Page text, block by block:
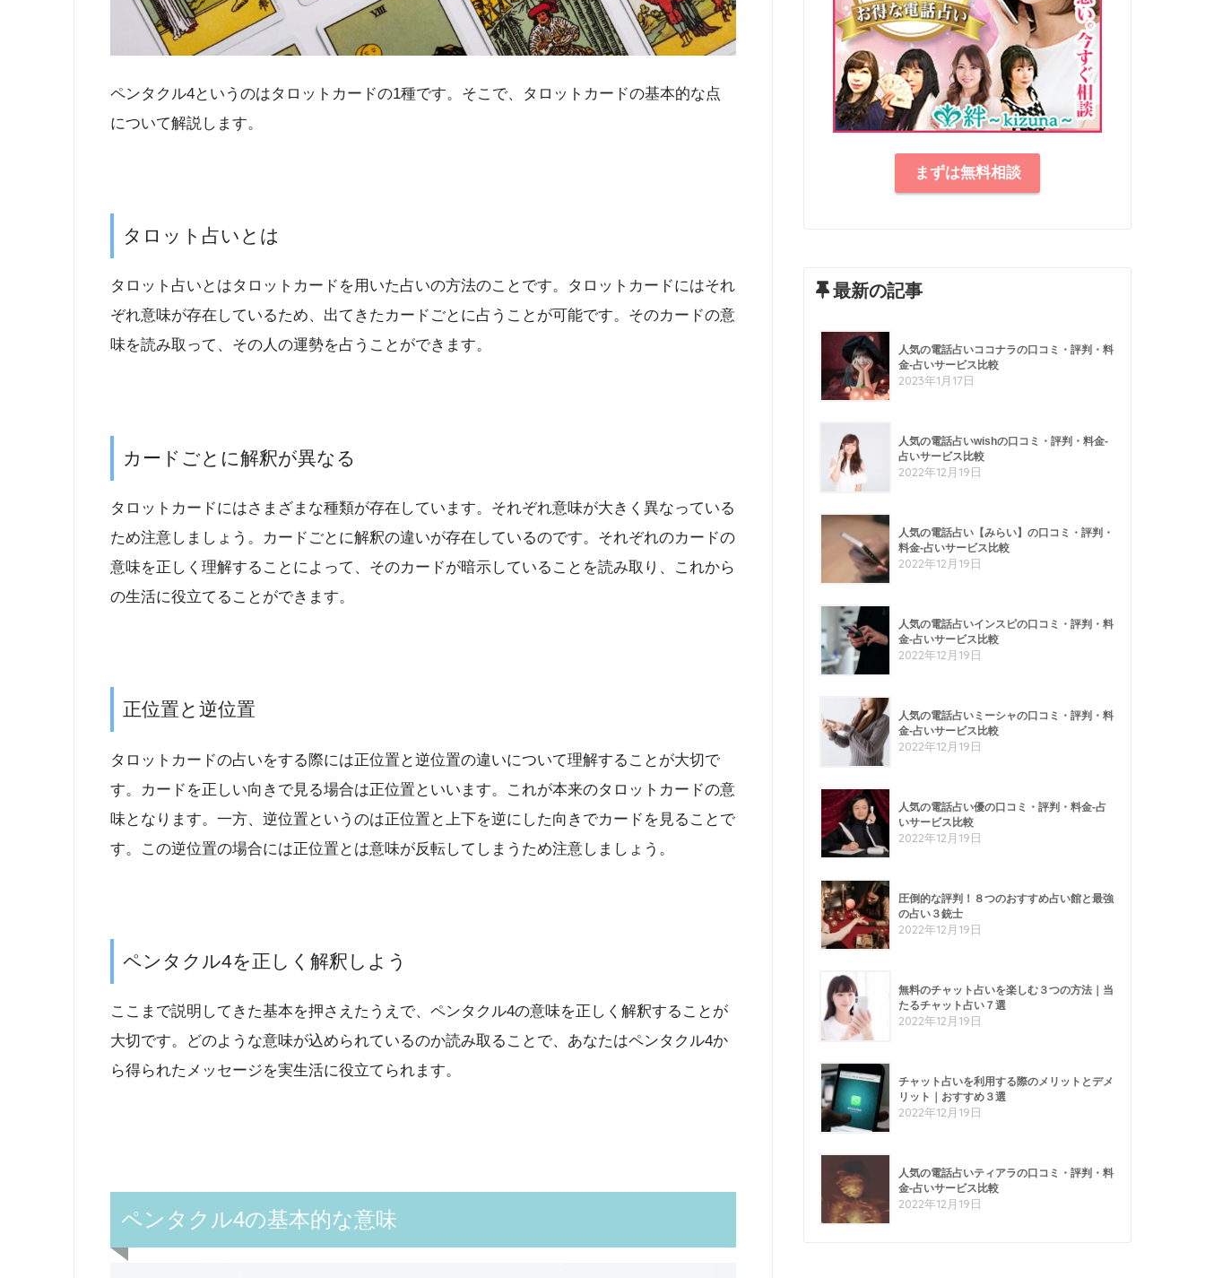
ペンタクル4というのはタロットカードの1種です。そこで、タロットカードの基本的な点
について解説します。
タロット占いとは
タロット占いとはタロットカードを用いた占いの方法のことです。タロットカードにはそれ
ぞれ意味が存在しているため、出てきたカードごとに占うことが可能です。そのカードの意
味を読み取って、その人の運勢を占うことができます。
カードごとに解釈が異なる
タロットカードにはさまざまな種類が存在しています。それぞれ意味が大きく異なっている
ため注意しましょう。カードごとに解釈の違いが存在しているのです。それぞれのカードの
意味を正しく理解することによって、そのカードが暗示していることを読み取り、これから
の生活に役立てることができます。
正位置と逆位置
タロットカードの占いをする際には正位置と逆位置の違いについて理解することが大切で
す。カードを正しい向きで見る場合は正位置といいます。これが本来のタロットカードの意
味となります。一方、逆位置というのは正位置と上下を逆にした向きでカードを見ることで
す。この逆位置の場合には正位置とは意味が反転してしまうため注意しましょう。
ペンタクル4を正しく解釈しよう
ここまで説明してきた基本を押さえたうえで、ペンタクル4の意味を正しく解釈することが
大切です。どのような意味が込められているのか読み取ることで、あなたはペンタクル4か
ら得られたメッセージを実生活に役立てられます。
ペンタクル4の基本的な意味
まずは無料相談
最新の記事
人気の電話占いココナラの口コミ・評判・料
金-占いサービス比較
2023年1月17日
人気の電話占いwishの口コミ・評判・料金-
占いサービス比較
2022年12月19日
人気の電話占い【みらい】の口コミ・評判・
料金-占いサービス比較
2022年12月19日
人気の電話占いインスピの口コミ・評判・料
金-占いサービス比較
2022年12月19日
人気の電話占いミーシャの口コミ・評判・料
金-占いサービス比較
2022年12月19日
人気の電話占い優の口コミ・評判・料金-占
いサービス比較
2022年12月19日
圧倒的な評判！８つのおすすめ占い館と最強
の占い３銃士
2022年12月19日
無料のチャット占いを楽しむ３つの方法｜当
たるチャット占い７選
2022年12月19日
チャット占いを利用する際のメリットとデメ
リット｜おすすめ３選
2022年12月19日
人気の電話占いティアラの口コミ・評判・料
金-占いサービス比較
2022年12月19日